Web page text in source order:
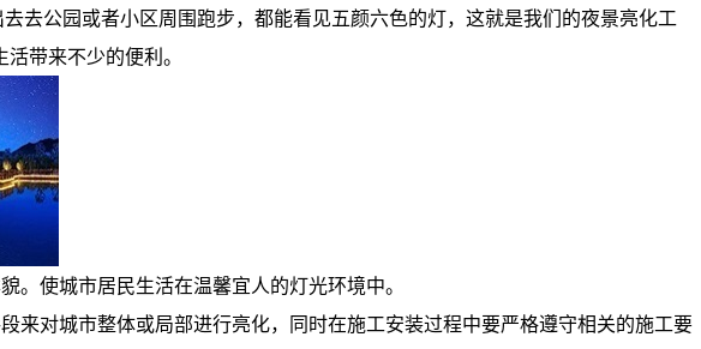
去公园或者小区周围跑步，都能看见五颜六色的灯，这就是我们的夜景亮化工
带来不少的便利。
。使城市居民生活在温馨宜人的灯光环境中。
对城市整体或局部进行亮化，同时在施工安装过程中要严格遵守相关的施工要